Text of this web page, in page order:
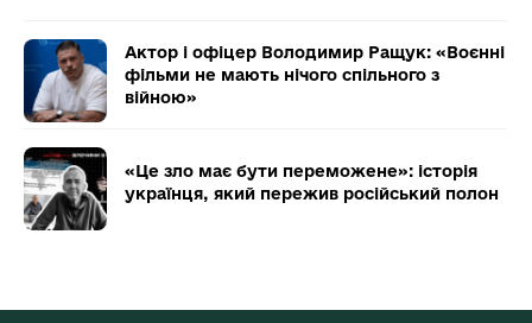
Актор і офіцер Володимир Ращук: «Воєнні
фільми не мають нічого спільного з
війною»
«Це зло має бути переможене»: історія
українця, який пережив російський полон